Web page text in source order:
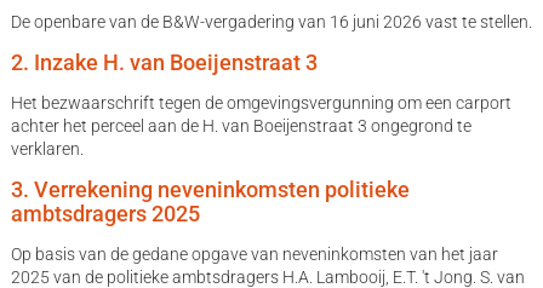
De openbare van de B&W-vergadering van 16 juni 2026 vast te stellen.
2. Inzake H. van Boeijenstraat 3
Het bezwaarschrift tegen de omgevingsvergunning om een carport
achter het perceel aan de H. van Boeijenstraat 3 ongegrond te
verklaren.
3. Verrekening neveninkomsten politieke
ambtsdragers 2025
Op basis van de gedane opgave van neveninkomsten van het jaar
2025 van de politieke ambtsdragers H.A. Lambooij, E.T. 't Jong. S. van